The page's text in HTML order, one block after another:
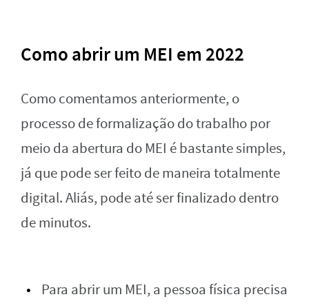
Como abrir um MEI em 2022
Como comentamos anteriormente, o
processo de formalização do trabalho por
meio da abertura do MEI é bastante simples,
já que pode ser feito de maneira totalmente
digital. Aliás, pode até ser finalizado dentro
de minutos.
Para abrir um MEI, a pessoa física precisa